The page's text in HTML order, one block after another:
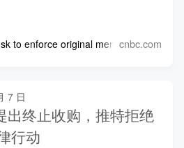
to enforce original merger agreement
cnbc.com
7 日
出终止收购，推特拒绝
行动